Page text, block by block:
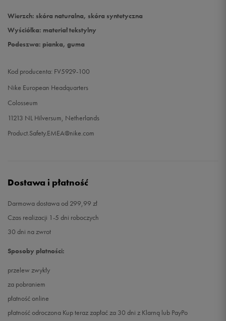
40
Wierzch: skóra naturalna, skóra syntetyczna
Wyściółka: materiał tekstylny
Podeszwa: pianka, guma
Kod producenta: FV5929-100
Nike European Headquarters
Colosseum
11213 NL Hilversum, Netherlands
Product.Safety.EMEA@nike.com
Dostawa i płatność
Darmowa dostawa od 299,99 zł
Czas realizacji 1-5 dni roboczych
30 dni na zwrot
Sposoby płatności:
przelew zwykły
za pobraniem
płatność online
płatność odroczona Kup teraz zapłać za 30 dni z Klarną lub PayPo